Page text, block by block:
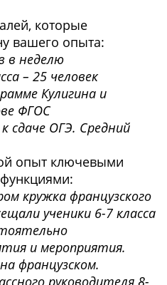
которые
вашего опыта:
в неделю
– 25 человек
Кулигина и
ФГОС
сдаче ОГЭ. Средний
опыт ключевыми
кружка французского
ученики 6-7 класса
и мероприятия.
французском.
руководителя 8-